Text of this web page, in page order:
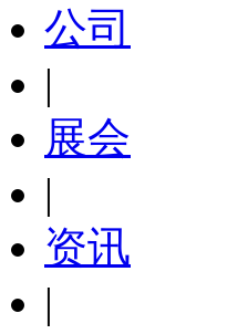
公司
|
展会
|
资讯
|